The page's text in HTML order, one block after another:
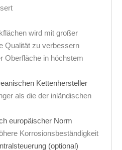
wird mit großer
Qualität zu verbessern
Oberfläche in höchstem
Kettenhersteller
als die der inländischen
europäischer Norm
Korrosionsbeständigkeit
(optional)